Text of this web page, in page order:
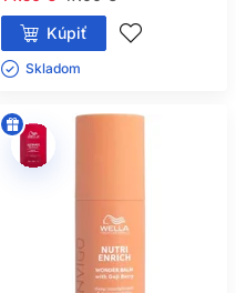
Kúpiť
Skladom ㅤ